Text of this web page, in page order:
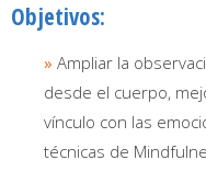
Objetivos:
» Ampliar la
desde el cuerpo,
vínculo con las
técnicas de